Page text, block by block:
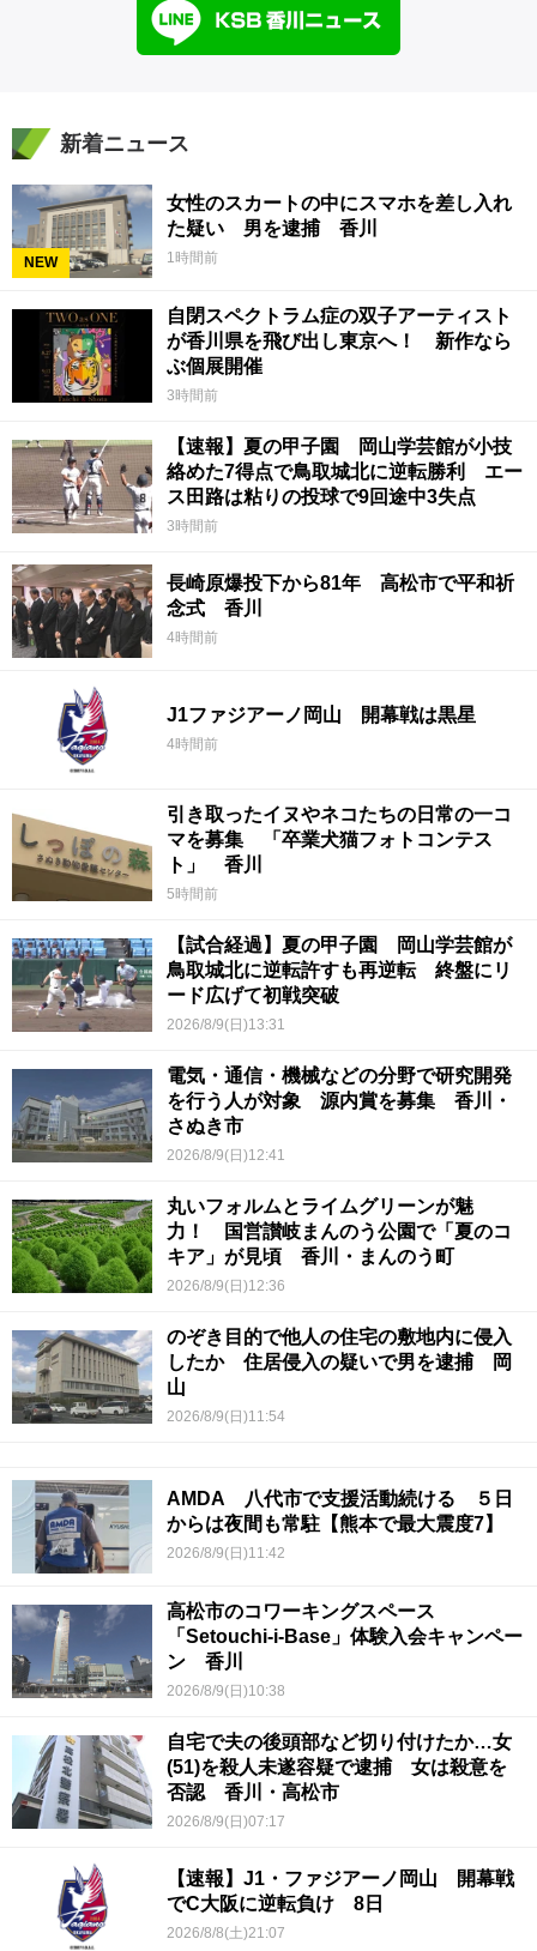
新着ニュース
NEW
女性のスカートの中にスマホを差し入れ
た疑い 男を逮捕 香川
1時間前
自閉スペクトラム症の双子アーティスト
が香川県を飛び出し東京へ！ 新作なら
ぶ個展開催
3時間前
【速報】夏の甲子園 岡山学芸館が小技
絡めた7得点で鳥取城北に逆転勝利 エー
ス田路は粘りの投球で9回途中3失点
3時間前
長崎原爆投下から81年 高松市で平和祈
念式 香川
4時間前
J1ファジアーノ岡山 開幕戦は黒星
4時間前
引き取ったイヌやネコたちの日常の一コ
マを募集 「卒業犬猫フォトコンテス
ト」 香川
5時間前
【試合経過】夏の甲子園 岡山学芸館が
鳥取城北に逆転許すも再逆転 終盤にリ
ード広げて初戦突破
2026/8/9(日)13:31
電気・通信・機械などの分野で研究開発
を行う人が対象 源内賞を募集 香川・
さぬき市
2026/8/9(日)12:41
丸いフォルムとライムグリーンが魅
力！ 国営讃岐まんのう公園で「夏のコ
キア」が見頃 香川・まんのう町
2026/8/9(日)12:36
のぞき目的で他人の住宅の敷地内に侵入
したか 住居侵入の疑いで男を逮捕 岡
山
2026/8/9(日)11:54
AMDA 八代市で支援活動続ける ５日
からは夜間も常駐【熊本で最大震度7】
2026/8/9(日)11:42
高松市のコワーキングスペース
「Setouchi-i-Base」体験入会キャンペー
ン 香川
2026/8/9(日)10:38
自宅で夫の後頭部など切り付けたか…女
(51)を殺人未遂容疑で逮捕 女は殺意を
否認 香川・高松市
2026/8/9(日)07:17
【速報】J1・ファジアーノ岡山 開幕戦
でC大阪に逆転負け 8日
2026/8/8(土)21:07